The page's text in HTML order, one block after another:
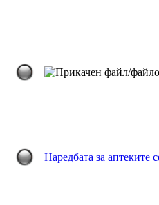
Наредбата за аптеките